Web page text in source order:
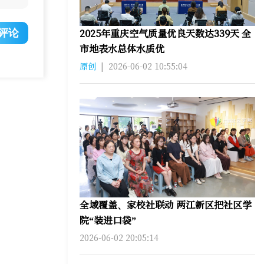
论
2025年重庆空气质量优良天数达339天 全
市地表水总体水质优
原创 | 2026-06-02 10:55:04
全域覆盖、家校社联动 两江新区把社区学
院“装进口袋”
2026-06-02 20:05:14